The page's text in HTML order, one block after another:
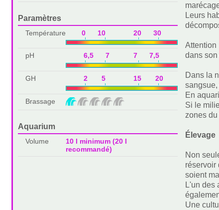
Paramètres
Température 0 10 20 30
pH 6,5 7 7 7,5
GH 2 5 15 20
Brassage
Aquarium
Volume
10 l minimum (20 l
recommandé)
Leurs
Attention
dans
Dans la
En
Si le
zones du
Élevage
Non
réservoir
soient
L'un des
Une